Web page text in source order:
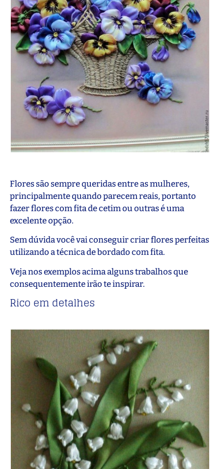
Flores são sempre queridas entre as mulheres,
principalmente quando parecem reais, portanto
fazer flores com fita de cetim ou outras é uma
excelente opção.
Sem dúvida você vai conseguir criar flores perfeitas
utilizando a técnica de bordado com fita.
Veja nos exemplos acima alguns trabalhos que
consequentemente irão te inspirar.
Rico em detalhes